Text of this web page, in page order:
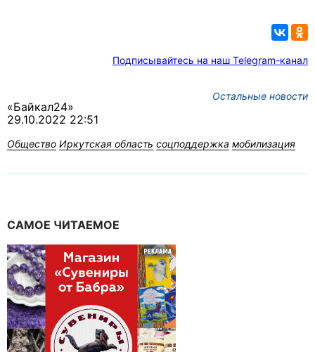
Подписывайтесь на наш Telegram-канал
Остальные новости
«Байкал24»
29.10.2022 22:51
Общество Иркутская область соцподдержка мобилизация
САМОЕ ЧИТАЕМОЕ